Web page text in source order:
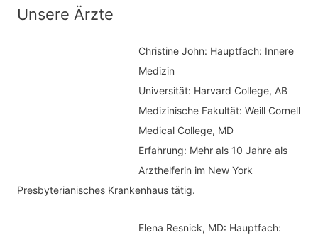
tUnsere Ärzte
Christine John: Hauptfach: Innere
Medizin
Universität: Harvard College, AB
Medizinische Fakultät: Weill Cornell
Medical College, MD
Erfahrung: Mehr als 10 Jahre als
Arzthelferin im New York
Presbyterianisches Krankenhaus tätig.
Elena Resnick, MD: Hauptfach: